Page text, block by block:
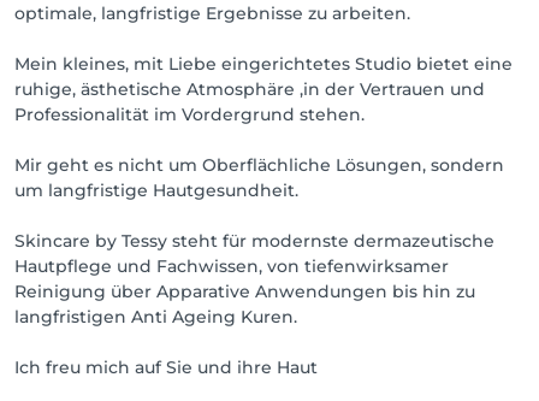
optimale, langfristige Ergebnisse zu arbeiten.
Mein kleines, mit Liebe eingerichtetes Studio bietet eine
ruhige, ästhetische Atmosphäre ,in der Vertrauen und
Professionalität im Vordergrund stehen.
Mir geht es nicht um Oberflächliche Lösungen, sondern
um langfristige Hautgesundheit.
Skincare by Tessy steht für modernste dermazeutische
Hautpflege und Fachwissen, von tiefenwirksamer
Reinigung über Apparative Anwendungen bis hin zu
langfristigen Anti Ageing Kuren.
Ich freu mich auf Sie und ihre Haut